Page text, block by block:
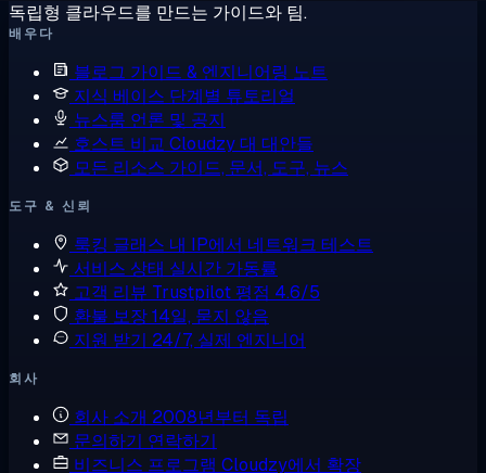
독립형 클라우드를 만드는 가이드와 팀.
배우다
블로그 가이드 & 엔지니어링 노트
지식 베이스 단계별 튜토리얼
뉴스룸 언론 및 공지
호스트 비교 Cloudzy 대 대안들
모든 리소스 가이드, 문서, 도구, 뉴스
도구 & 신뢰
룩킹 글래스 내 IP에서 네트워크 테스트
서비스 상태 실시간 가동률
고객 리뷰 Trustpilot 평점 4.6/5
환불 보장14일, 묻지 않음
지원 받기 24/7, 실제 엔지니어
회사
회사 소개 2008년부터 독립
문의하기 연락하기
비즈니스 프로그램 Cloudzy에서 확장